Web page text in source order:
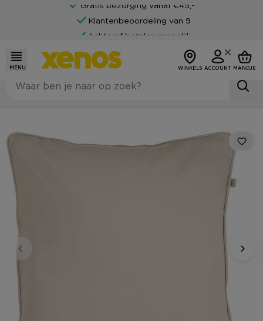
Gratis bezorging vanaf €45,-*
Klantenbeoordeling van 9
Achteraf betalen mogelijk
MENU WINKELS ACCOUNT MANDJE